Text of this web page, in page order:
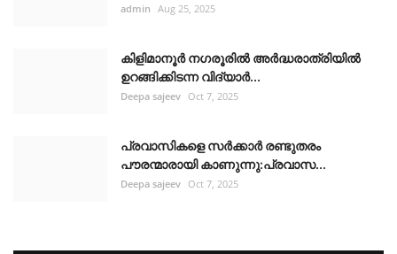
admin Aug 25, 2025
കിളിമാനൂർ നഗരൂരിൽ അർദ്ധരാത്രിയിൽ
ഉറങ്ങിക്കിടന്ന വിദ്യാർ...
Deepa sajeev Oct 7, 2025
പ്രവാസികളെ സർക്കാർ രണ്ടുതരം
പൗരന്മാരായി കാണുന്നു:പ്രവാസ...
Deepa sajeev Oct 7, 2025